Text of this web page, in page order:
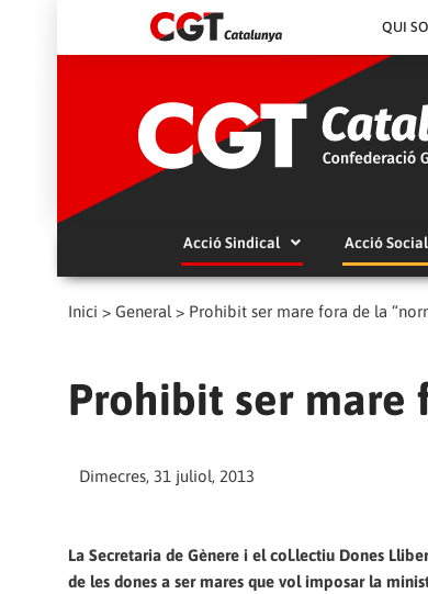
QUI
Acció Sindical Acció Social
Inici > General > Prohibit ser mare fora de la
Prohibit ser mare
Dimecres, 31 juliol, 2013
La Secretaria de Gènere i el col.lectiu Dones
de les dones a ser mares que vol imposar la